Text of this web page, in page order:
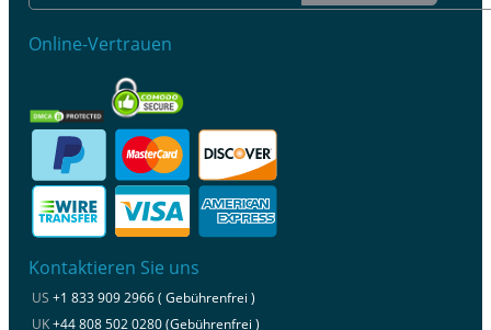
Online-Vertrauen
Kontaktieren Sie uns
US +1 833 909 2966 ( Gebührenfrei )
UK+44 808 502 0280 (Gebührenfrei )